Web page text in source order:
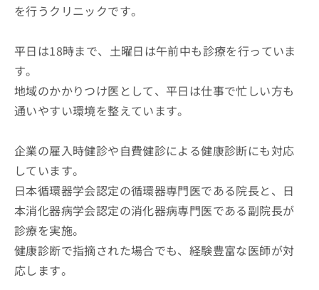
を行うクリニックです。
平日は18時まで、土曜日は午前中も診療を行っていま
す。
地域のかかりつけ医として、平日は仕事で忙しい方も
通いやすい環境を整えています。
企業の雇入時健診や自費健診による健康診断にも対応
しています。
日本循環器学会認定の循環器専門医である院長と、日
本消化器病学会認定の消化器病専門医である副院長が
診療を実施。
健康診断で指摘された場合でも、経験豊富な医師が対
応します。